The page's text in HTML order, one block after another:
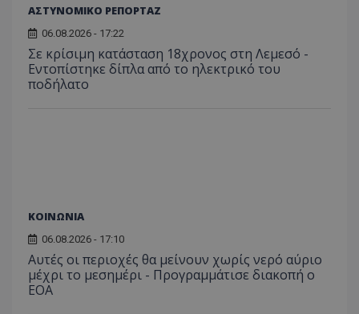
ΑΣΤΥΝΟΜΙΚΟ ΡΕΠΟΡΤΑΖ
06.08.2026 - 17:22
Σε κρίσιμη κατάσταση 18χρονος στη Λεμεσό -
Εντοπίστηκε δίπλα από το ηλεκτρικό του
ποδήλατο
ΚΟΙΝΩΝΙΑ
06.08.2026 - 17:10
Αυτές οι περιοχές θα μείνουν χωρίς νερό αύριο
μέχρι το μεσημέρι - Προγραμμάτισε διακοπή ο
ΕΟΑ
ASP.NET_SessionId
Microsoft Corporation
VISITOR_PRIVACY_METADATA
YouTube